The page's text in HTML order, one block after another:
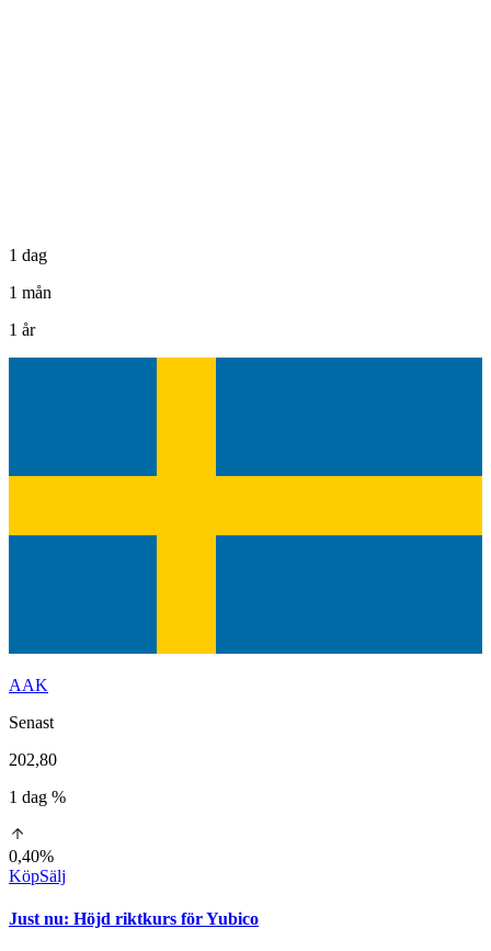
1 dag
1 mån
1 år
AAK
Senast
202,80
1 dag %
0,40%
KöpSälj
Just nu: Höjd riktkurs för Yubico